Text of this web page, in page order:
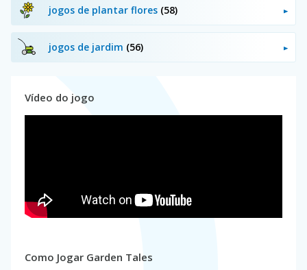
jogos de plantar flores (58)
jogos de jardim (56)
Vídeo do jogo
Como Jogar Garden Tales